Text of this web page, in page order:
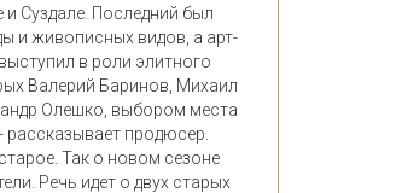
Суздале. Последний был
и живописных видов, а арт-
в роли элитного
Валерий Баринов, Михаил
Олешко, выбором места
продюсер.
Так о новом сезоне
Речь идет о двух старых